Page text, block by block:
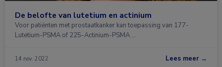
De belofte van lutetium en actinium
Voor patiënten met prostaatkanker kan toepassing van 177-
Lutetium-PSMA of 225-Actinium-PSMA …
14 nov. 2022 Lees meer →